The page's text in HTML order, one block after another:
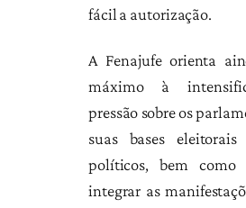
fácil a autorização.
A Fenajufe orienta
máximo à
pressão sobre os
suas bases
políticos, bem como
integrar as